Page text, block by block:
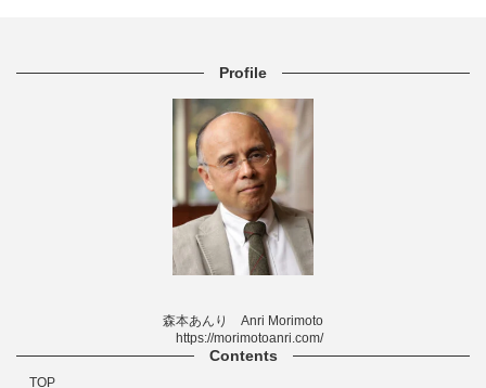
Profile
森本あんり Anri Morimoto
https://morimotoanri.com/
Contents
TOP